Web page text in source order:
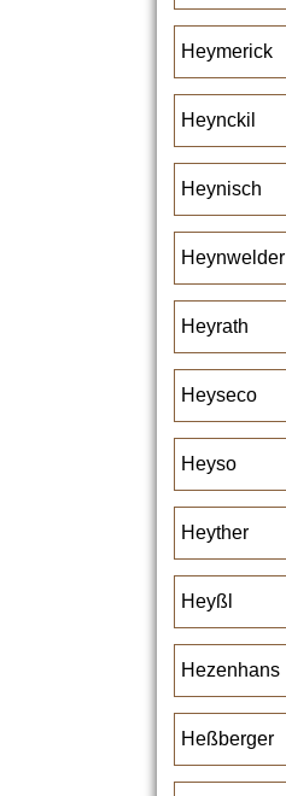
Heymerick
Heynckil
Heynisch
Heynwelder
Heyrath
Heyseco
Heyso
Heyther
Heyßl
Hezenhans
Heßberger